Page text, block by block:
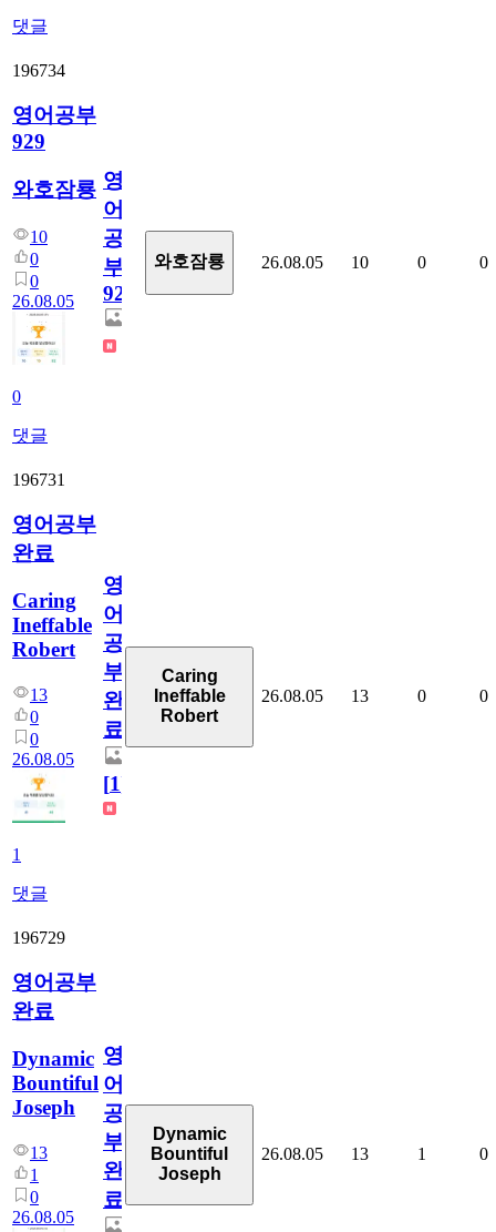
댓글
196734
영어공부
929
와호잠룡
10
0
0
26.08.05
0
댓글
영
어
공
부
929
와호잠룡 26.08.05 10 0 0
196731
영어공부
완료
Caring
Ineffable
Robert
13
0
0
26.08.05
1
댓글
영
어
공
부
완
료
[1]
Caring
Ineffable
Robert
26.08.05 13 0 0
196729
영어공부
완료
Dynamic
Bountiful
Joseph
13
1
0
26.08.05
영
어
공
부
완
료
Dynamic
Bountiful
Joseph
26.08.05 13 1 0